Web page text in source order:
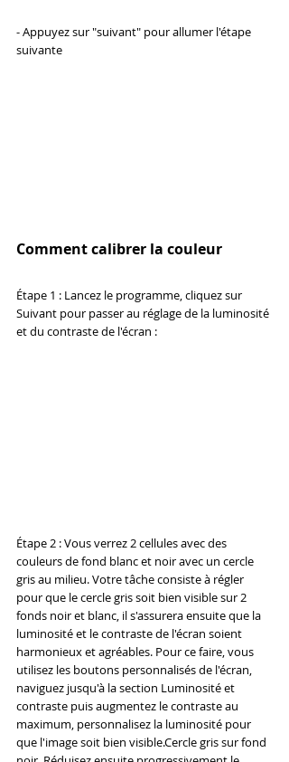
- Appuyez sur "suivant" pour allumer l'étape
suivante
Comment calibrer la couleur
Étape 1 : Lancez le programme, cliquez sur
Suivant pour passer au réglage de la luminosité
et du contraste de l'écran :
Étape 2 : Vous verrez 2 cellules avec des
couleurs de fond blanc et noir avec un cercle
gris au milieu. Votre tâche consiste à régler
pour que le cercle gris soit bien visible sur 2
fonds noir et blanc, il s'assurera ensuite que la
luminosité et le contraste de l'écran soient
harmonieux et agréables. Pour ce faire, vous
utilisez les boutons personnalisés de l'écran,
naviguez jusqu'à la section Luminosité et
contraste puis augmentez le contraste au
maximum, personnalisez la luminosité pour
que l'image soit bien visible.Cercle gris sur fond